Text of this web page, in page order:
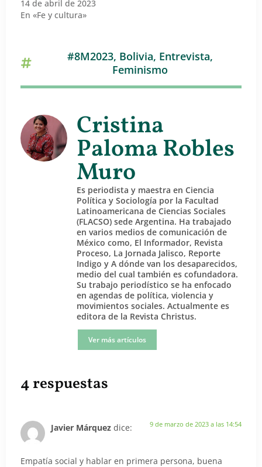
14 de abril de 2023
En «Fe y cultura»
#8M2023, Bolivia, Entrevista,
Feminismo
Cristina
Paloma Robles
Muro
Es periodista y maestra en Ciencia
Política y Sociología por la Facultad
Latinoamericana de Ciencias Sociales
(FLACSO) sede Argentina. Ha trabajado
en varios medios de comunicación de
México como, El Informador, Revista
Proceso, La Jornada Jalisco, Reporte
Indigo y A dónde van los desaparecidos,
medio del cual también es cofundadora.
Su trabajo periodístico se ha enfocado
en agendas de política, violencia y
movimientos sociales. Actualmente es
editora de la Revista Christus.
Ver más artículos
4 respuestas
Javier Márquez dice: 9 de marzo de 2023 a las 14:54
Empatía social y hablar en primera persona, buena